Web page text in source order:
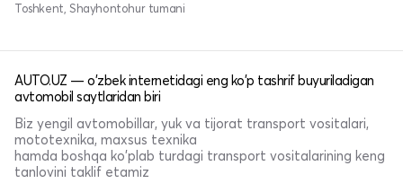
Toshkent, Shayhontohur tumani
AUTO.UZ — o'zbek internetidagi eng ko'p tashrif buyuriladigan
avtomobil saytlaridan biri
Biz yengil avtomobillar, yuk va tijorat transport vositalari,
mototexnika, maxsus texnika
hamda boshqa ko'plab turdagi transport vositalarining keng
tanlovini taklif etamiz